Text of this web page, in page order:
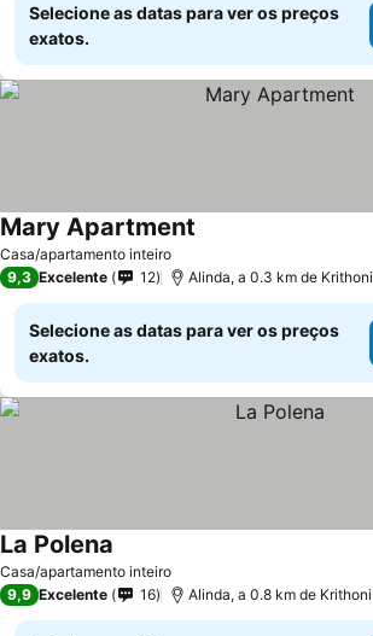
Selecione as datas para ver os preços
exatos.
Casa/apartamento inteiro
Mary Apartment
9,3 Excelente 12 Alinda, a 0.3 km de Krithoni
Selecione as datas para ver os preços
exatos.
Casa/apartamento inteiro
La Polena
9,9 Excelente 16 Alinda, a 0.8 km de Krithoni